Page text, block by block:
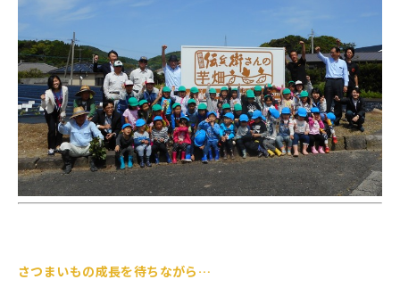
さつまいもの成長を待ちながら…